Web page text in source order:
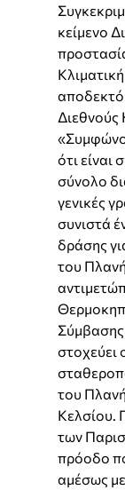
κείμενο
Διεθνούς
ότι είναι
σύνολο
γενικές
συνιστά
δράσης
του
Σύμβασης
στοχεύει
του
Κελσίου.
των
πρόοδο
αμέσως